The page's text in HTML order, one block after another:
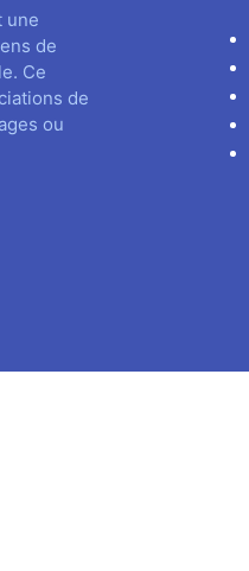
une
de
Ce
de
ou